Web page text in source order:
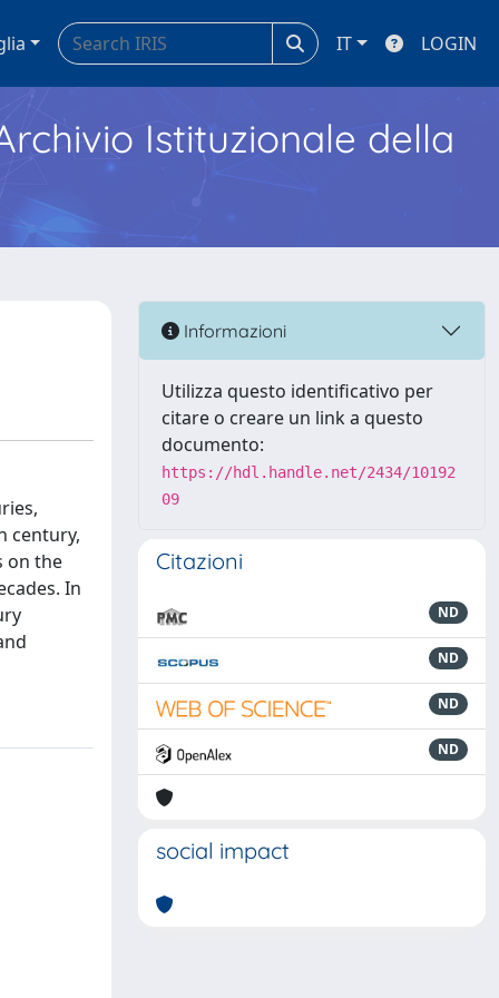
IT LOGIN
Istituzionale della
century,
on the
In
Informazioni
Utilizza questo identificativo per
citare o creare un link a questo
documento:
https://hdl.handle.net/2434/10192
09
Citazioni
ND
ND
ND
ND
social impact